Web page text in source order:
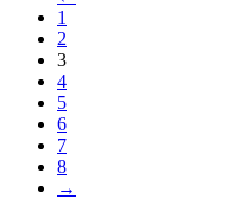
1
2
3
4
5
6
7
8
→